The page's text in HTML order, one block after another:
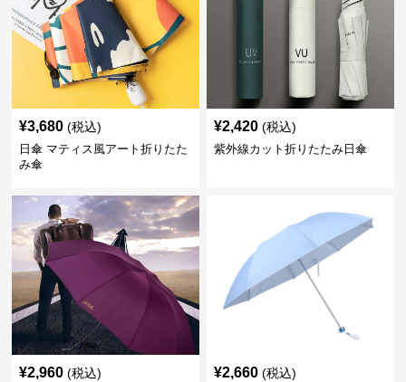
¥3,680 (税込)
日傘 マティス風アート折りたた
み傘
¥2,420 (税込)
紫外線カット折りたたみ日傘
¥2,960 (税込) ¥2,660 (税込)